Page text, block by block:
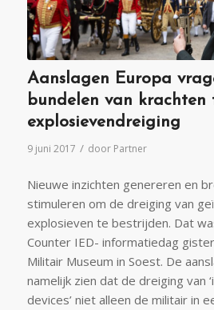
Aanslagen Europa
bundelen van krachten
explosievendreiging
9 juni 2017 / door Partner
Nieuwe inzichten genereren en
stimuleren om de dreiging van
explosieven te bestrijden. Dat
Counter IED- informatiedag
Militair Museum in Soest. De
namelijk zien dat de dreiging van
devices’ niet alleen de militair in